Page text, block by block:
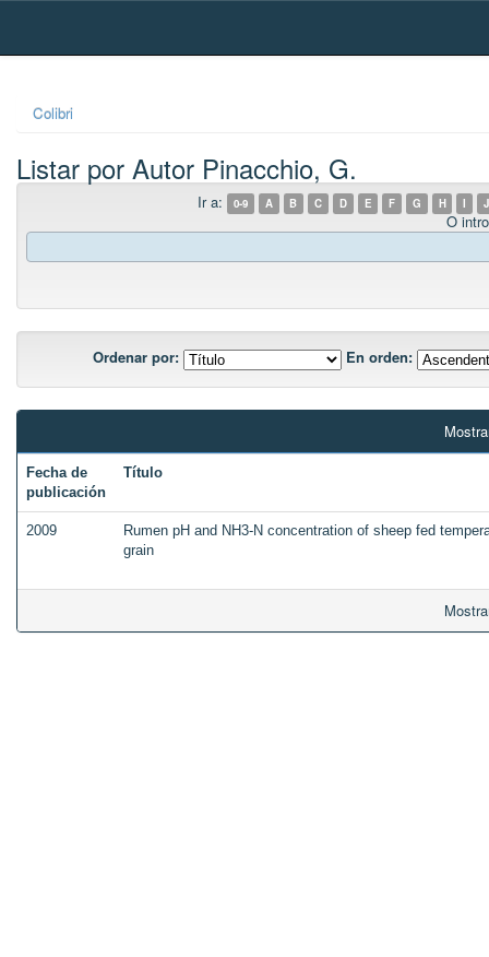
Skip
Colibri
Listar por Autor Pinacchio, G.
Ir a: 0-9 A B C D E F G H I J
O
Ordenar por: En orden:
Fecha de
publicación
Título
2009
Rumen pH and NH3-N concentration of sheep fed
grain